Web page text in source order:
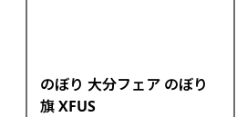
のぼり 大分フェア のぼり
旗 XFUS